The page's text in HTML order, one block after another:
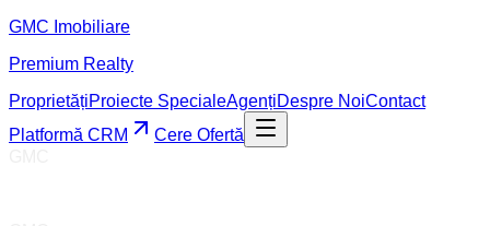
GMC Imobiliare
Premium Realty
ProprietățiProiecte SpecialeAgențiDespre NoiContact
Platformă CRM
Cere Ofertă